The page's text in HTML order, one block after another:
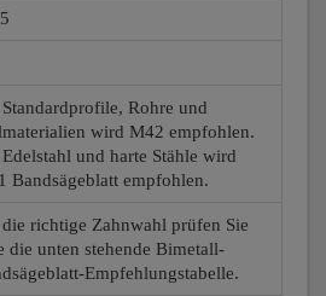
Rohre und
wird M42 empfohlen.
und harte Stähle wird
Bandsägeblatt empfohlen.
richtige Zahnwahl prüfen Sie
die unten stehende Bimetall-
Empfehlungstabelle.